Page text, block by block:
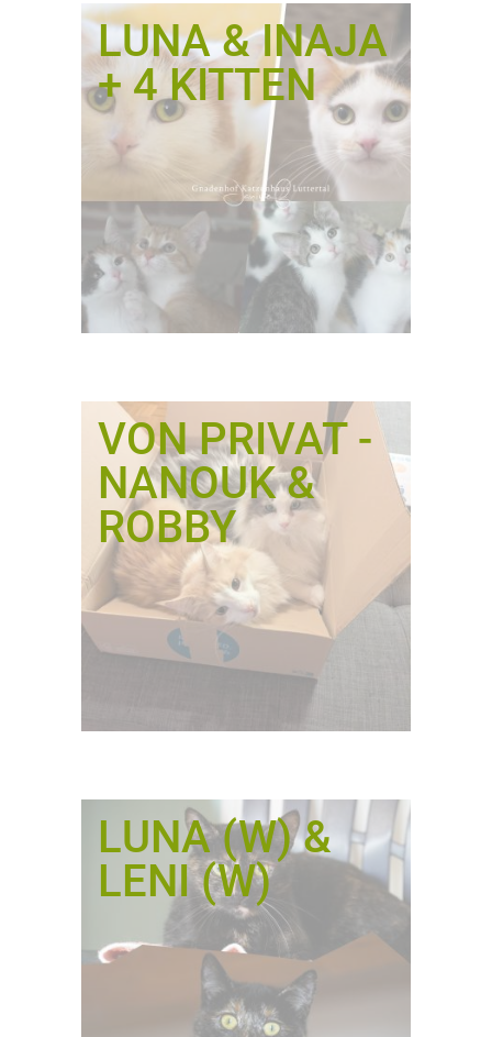
LUNA & INAJA
+ 4 KITTEN
VON PRIVAT -
NANOUK &
ROBBY
LUNA (W) &
LENI (W)